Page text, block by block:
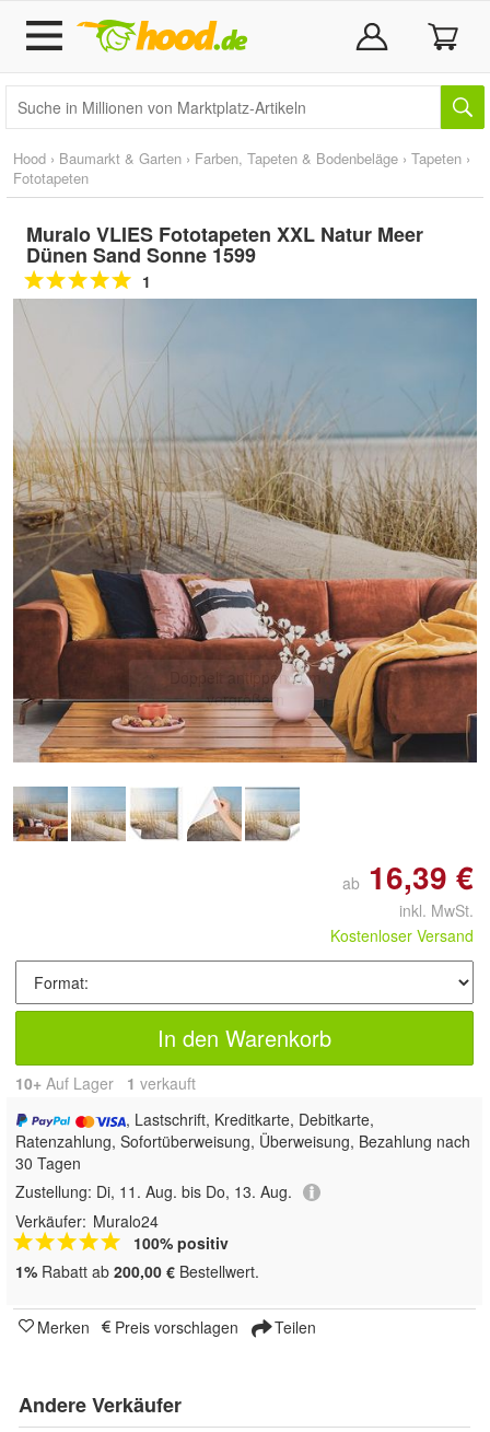
Hood › Baumarkt & Garten › Farben, Tapeten & Bodenbeläge › Tapeten ›
Fototapeten
Muralo VLIES Fototapeten XXL Natur Meer
Dünen Sand Sonne 1599
1
Doppelt antippen zum
vergrößern
ab 16,39 €
inkl. MwSt.
Kostenloser Versand
In den Warenkorb
10+ Auf Lager 1 verkauft
, Lastschrift, Kreditkarte, Debitkarte,
Ratenzahlung, Sofortüberweisung, Überweisung, Bezahlung nach
30 Tagen
Zustellung: Di, 11. Aug. bis Do, 13. Aug.
Verkäufer: Muralo24
100% positiv
1% Rabatt ab 200,00 € Bestellwert.
Merken Preis vorschlagen Teilen
Andere Verkäufer